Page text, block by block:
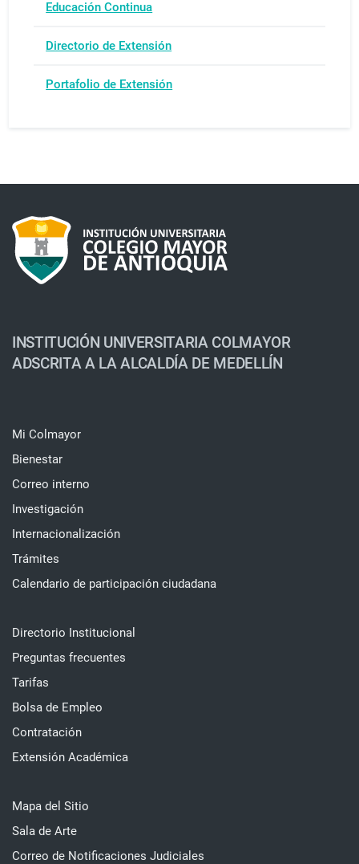
Educación Continua
Directorio de Extensión
Portafolio de Extensión
INSTITUCIÓN UNIVERSITARIA COLMAYOR
ADSCRITA A LA ALCALDÍA DE MEDELLÍN
Mi Colmayor
Bienestar
Correo interno
Investigación
Internacionalización
Trámites
Calendario de participación ciudadana
Directorio Institucional
Preguntas frecuentes
Tarifas
Bolsa de Empleo
Contratación
Extensión Académica
Mapa del Sitio
Sala de Arte
Correo de Notificaciones Judiciales